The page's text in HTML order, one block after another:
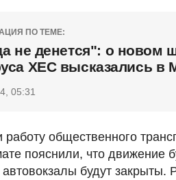
ПО ТЕМЕ:
не денется": о новом
ХЕС высказались в
05:31
работу общественного
пояснили, что движение
будут закрыты.